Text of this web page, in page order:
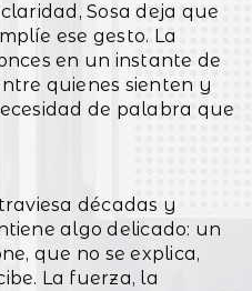
Sosa deja que
ese gesto. La
en un instante de
quienes sienten y
de palabra que
décadas y
algo delicado: un
que no se explica,
La fuerza, la